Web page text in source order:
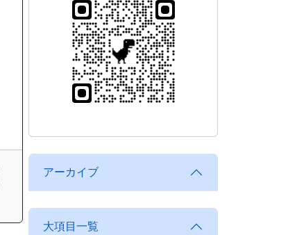
アーカイブ
大項目一覧